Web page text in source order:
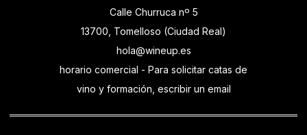
Calle Churruca nº 5
13700, Tomelloso (Ciudad Real)
hola@wineup.es
horario comercial - Para solicitar catas de
vino y formación, escribir un email